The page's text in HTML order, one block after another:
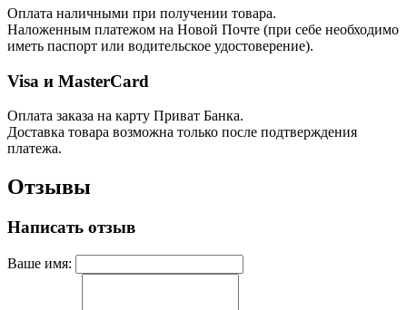
Оплата наличными при получении товара.
Наложенным платежом на Новой Почте (при себе необходимо
иметь паспорт или водительское удостоверение).
Visa и MasterCard
Оплата заказа на карту Приват Банка.
Доставка товара возможна только после подтверждения
платежа.
Отзывы
Написать отзыв
Ваше имя: